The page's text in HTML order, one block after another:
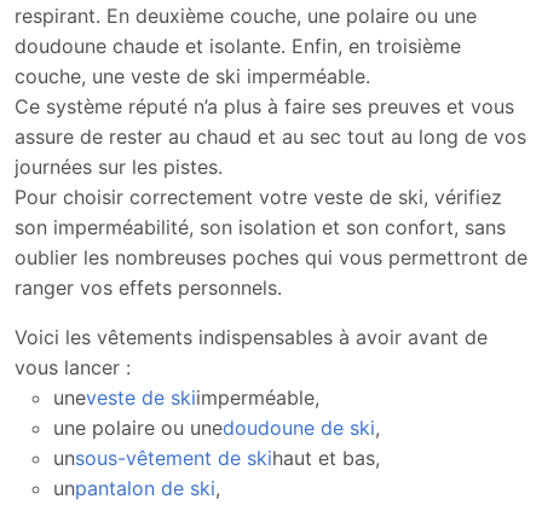
respirant. En deuxième couche, une polaire ou une
doudoune chaude et isolante. Enfin, en troisième
couche, une veste de ski imperméable.
Ce système réputé n’a plus à faire ses preuves et vous
assure de rester au chaud et au sec tout au long de vos
journées sur les pistes.
Pour choisir correctement votre veste de ski, vérifiez
son imperméabilité, son isolation et son confort, sans
oublier les nombreuses poches qui vous permettront de
ranger vos effets personnels.
Voici les vêtements indispensables à avoir avant de
vous lancer :
uneveste de skiimperméable,
une polaire ou unedoudoune de ski,
unsous-vêtement de skihaut et bas,
unpantalon de ski,